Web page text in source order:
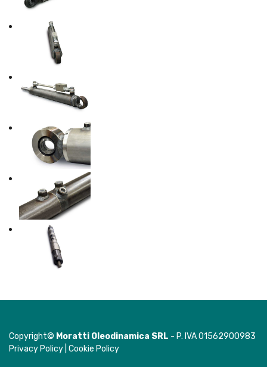
Copyright© Moratti Oleodinamica SRL - P. IVA 01562900983
Privacy Policy Cookie Policy